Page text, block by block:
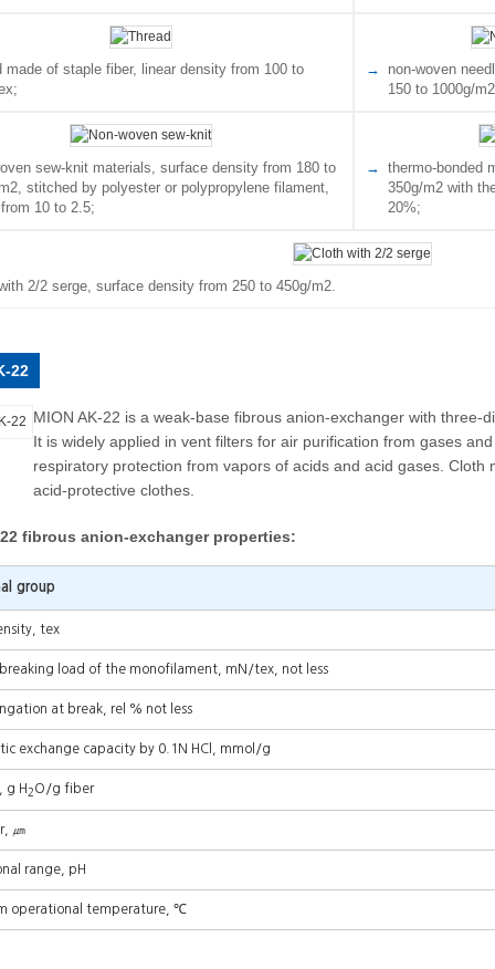
made of staple fiber, linear density from 100 to
non-woven
150 to 1000g/
sew-knit materials, surface density from 180 to
stitched by polyester or polypropylene filament,
10 to 2.5;
thermo-bonded
350g/m2 with
20%;
2/2 serge, surface density from 250 to 450g/m2.
22
MION AK-22 is a weak-base fibrous anion-exchanger with three-
It is widely applied in vent filters for air purification from gases
respiratory protection from vapors of acids and acid gases. Cloth
acid-protective clothes.
22 fibrous anion-exchanger properties:
group
tex
load of the monofilament, mN/tex, not less
at break, rel % not less
exchange capacity by 0.1N HCl, mmol/g
g H 2 O/g fiber
㎛
range, pH
operational temperature, ℃